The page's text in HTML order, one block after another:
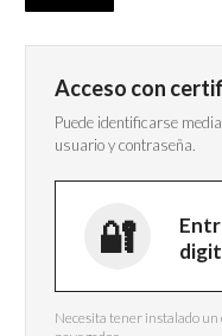
Acceso con
Puede identificarse
usuario y contraseña.
Necesita tener instalado